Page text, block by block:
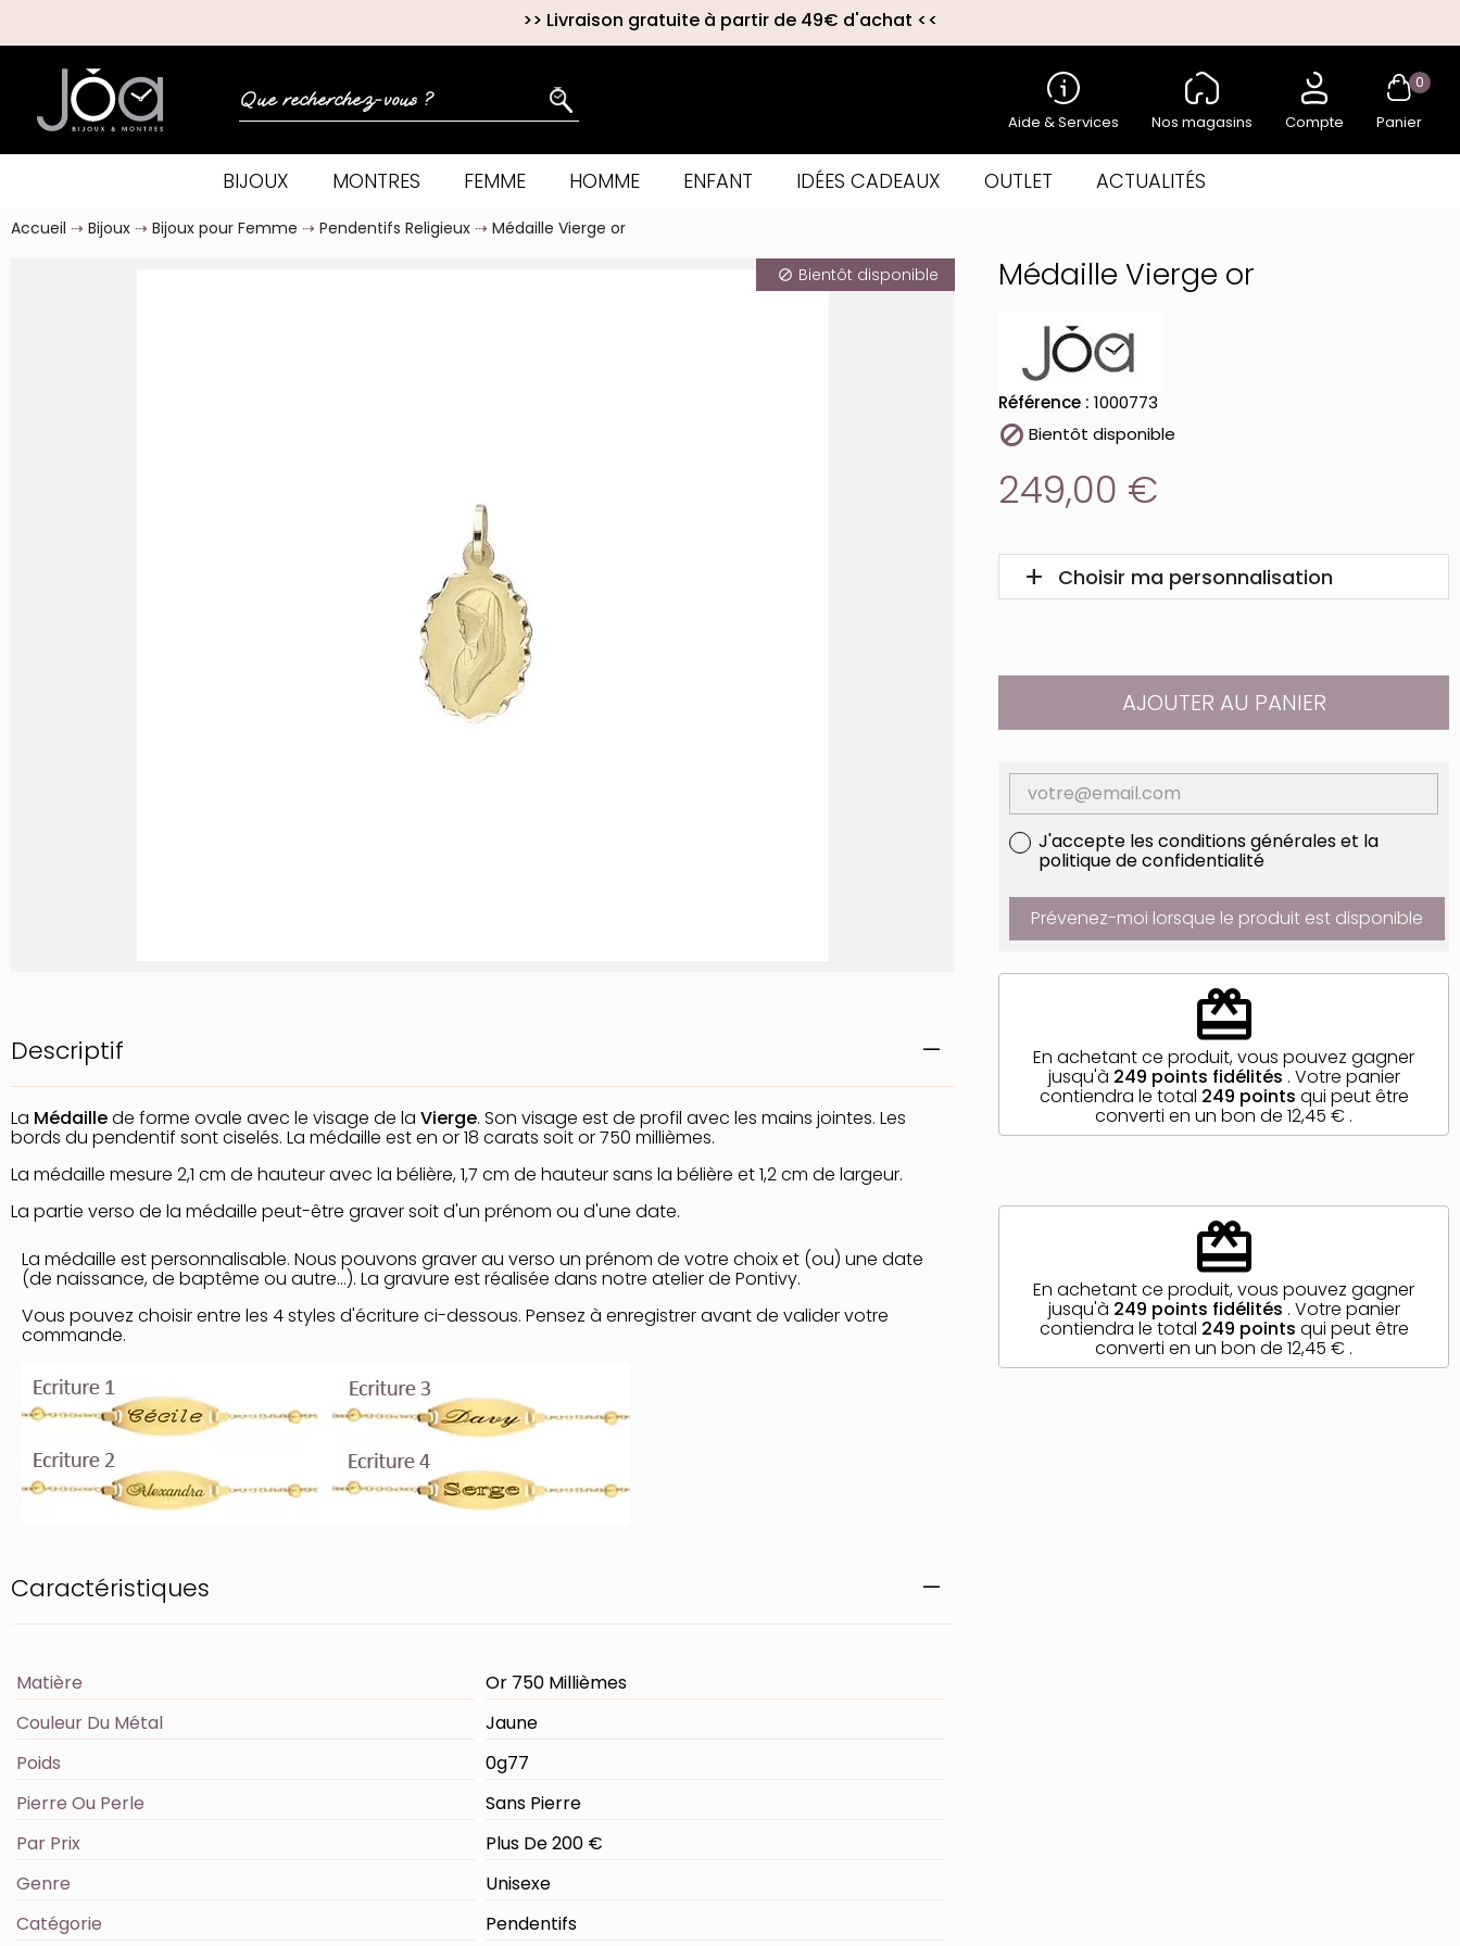
>> Livraison gratuite à partir de 49€ d'achat <<
Aide & Services Nos magasins Compte
0
Panier
BIJOUX MONTRES FEMME HOMME ENFANT IDÉES CADEAUX OUTLET ACTUALITÉS
Accueil Bijoux Bijoux pour Femme Pendentifs Religieux Médaille Vierge or
Bientôt disponible
Descriptif
La Médaillede forme ovale avec le visage de la Vierge. Son visage est de profil avec les mains jointes. Les
bords du pendentif sont ciselés. La médaille est en or 18 carats soit or 750 millièmes.
La médaille mesure 2,1 cm de hauteur avec la bélière, 1,7 cm de hauteur sans la bélière et 1,2 cm de largeur.
La partie verso de la médaille peut-être graver soit d'un prénom ou d'une date.
La médaille est personnalisable. Nous pouvons graver au verso un prénom de votre choix et (ou) une date
(de naissance, de baptême ou autre...). La gravure est réalisée dans notre atelier de Pontivy.
Vous pouvez choisir entre les 4 styles d'écriture ci-dessous. Pensez à enregistrer avant de valider votre
commande.
Caractéristiques
Matière
Or 750 Millièmes
Couleur Du Métal
Jaune
Poids
0g77
Pierre Ou Perle
Sans Pierre
Par Prix
Plus De 200 €
Genre
Unisexe
Catégorie
Pendentifs
Médaille Vierge or
Référence : 1000773
 Bientôt disponible
249,00 €
add Choisir ma personnalisation
remove Fermer la personnalisation
AJOUTER AU PANIER
J'accepte les conditions générales et la
politique de confidentialité
Prévenez-moi lorsque le produit est disponible
redeem
En achetant ce produit, vous pouvez gagner
jusqu'à 249 points fidélités . Votre panier
contiendra le total 249 points qui peut être
converti en un bon de12,45 € .
redeem
En achetant ce produit, vous pouvez gagner
jusqu'à 249 points fidélités . Votre panier
contiendra le total 249 points qui peut être
converti en un bon de12,45 € .